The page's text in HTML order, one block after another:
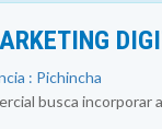
: Pichincha
busca